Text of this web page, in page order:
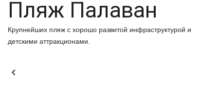
Пляж Палаван
Крупнейших пляж с хорошо развитой инфраструктурой и
детскими аттракционами.
